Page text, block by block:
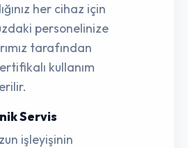
her cihaz için
personelinize
tarafından
kullanım
Servis
işleyişinin